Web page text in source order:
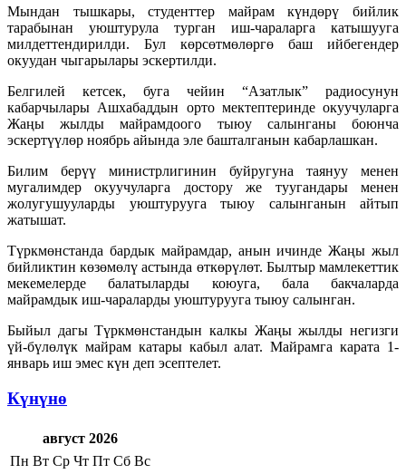
Мындан тышкары, студенттер майрам күндөрү бийлик
тарабынан уюштурула турган иш-чараларга катышууга
милдеттендирилди. Бул көрсөтмөлөргө баш ийбегендер
окуудан чыгарылары эскертилди.
Белгилей кетсек, буга чейин “Азатлык” радиосунун
кабарчылары Ашхабаддын орто мектептеринде окуучуларга
Жаңы жылды майрамдоого тыюу салынганы боюнча
эскертүүлөр ноябрь айында эле башталганын кабарлашкан.
Билим берүү министрлигинин буйругуна таянуу менен
мугалимдер окуучуларга достору же туугандары менен
жолугушууларды уюштурууга тыюу салынганын айтып
жатышат.
Түркмөнстанда бардык майрамдар, анын ичинде Жаңы жыл
бийликтин көзөмөлү астында өткөрүлөт. Былтыр мамлекеттик
мекемелерде балатыларды коюуга, бала бакчаларда
майрамдык иш-чараларды уюштурууга тыюу салынган.
Быйыл дагы Түркмөнстандын калкы Жаңы жылды негизги
үй-бүлөлүк майрам катары кабыл алат. Майрамга карата 1-
январь иш эмес күн деп эсептелет.
Күнүнө
август 2026
Пн Вт Ср Чт Пт Сб Вс